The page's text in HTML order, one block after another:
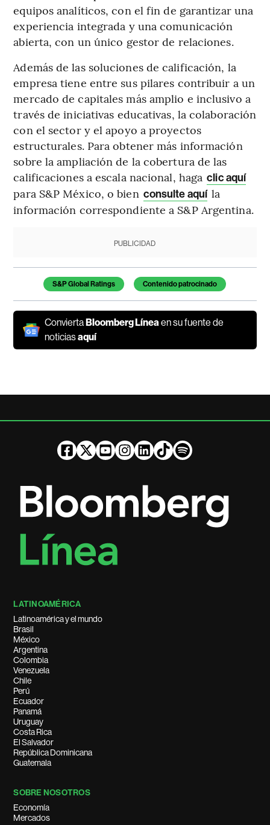
equipos analíticos, con el fin de garantizar una
experiencia integrada y una comunicación
abierta, con un único gestor de relaciones.
Además de las soluciones de calificación, la
empresa tiene entre sus pilares contribuir a un
mercado de capitales más amplio e inclusivo a
través de iniciativas educativas, la colaboración
con el sector y el apoyo a proyectos
estructurales. Para obtener más información
sobre la ampliación de la cobertura de las
calificaciones a escala nacional, haga clic aquí
para S&P México, o bien consulte aquí la
información correspondiente a S&P Argentina.
PUBLICIDAD
Temas de este artículo
S&P Global Ratings Contenido patrocinado
ConviertaBloomberg Líneaen su fuente de
noticiasaquí
LATINOAMÉRICA
Latinoamérica y el mundo
Brasil
México
Argentina
Colombia
Venezuela
Chile
Perú
Ecuador
Panamá
Uruguay
Costa Rica
El Salvador
República Dominicana
Guatemala
SOBRE NOSOTROS
Economía
Mercados